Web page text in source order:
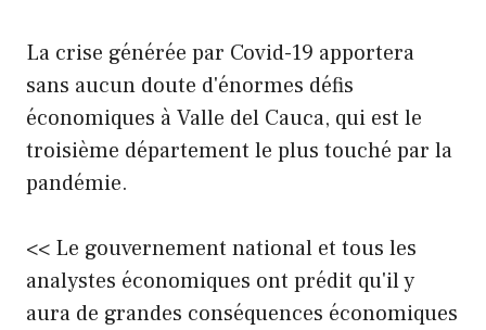
La crise générée par Covid-19 apportera
sans aucun doute d'énormes défis
économiques à Valle del Cauca, qui est le
troisième département le plus touché par la
pandémie.
<< Le gouvernement national et tous les
analystes économiques ont prédit qu'il y
aura de grandes conséquences économiques